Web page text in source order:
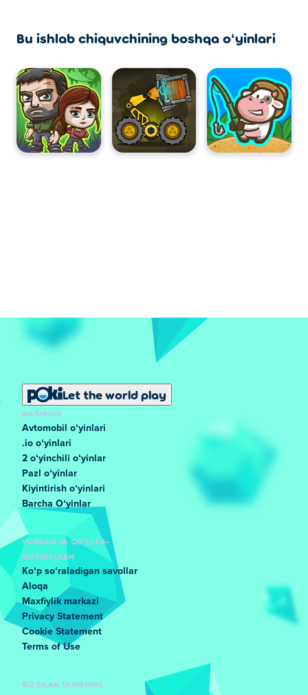
Bu ishlab chiquvchining boshqa oʻyinlari
Let the world play
MASHHUR
Avtomobil oʻyinlari
.io oʻyinlari
2 oʻyinchili oʻyinlar
Pazl oʻyinlar
Kiyintirish oʻyinlari
Barcha Oʻyinlar
YORDAM VA QO'LLAB-
QUVVATLASH
Koʻp soʻraladigan savollar
Aloqa
Maxfiylik markazi
Privacy Statement
Cookie Statement
Terms of Use
BIZ BILAN TANISHING